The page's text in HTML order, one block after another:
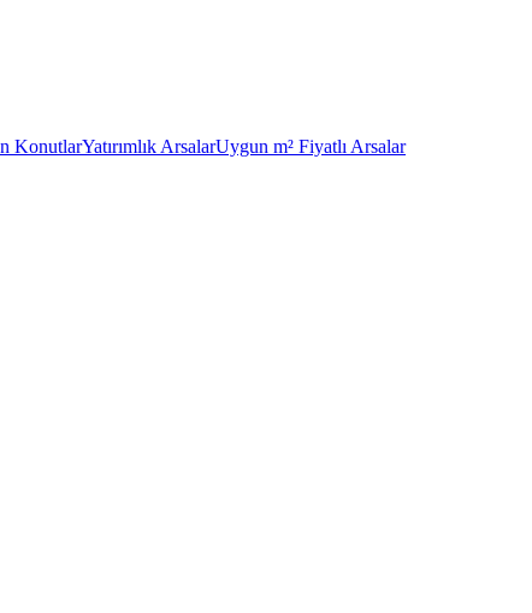
KonutlarYatırımlık ArsalarUygun m² Fiyatlı Arsalar